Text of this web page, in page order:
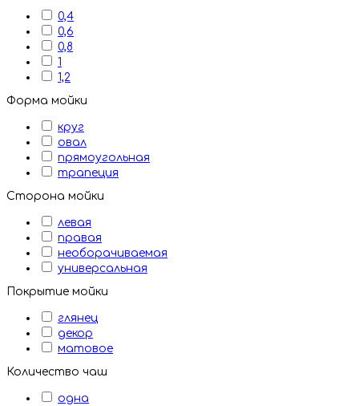
0,4
0,6
0,8
1
1,2
Форма мойки
круг
овал
прямоугольная
трапеция
Сторона мойки
левая
правая
необорачиваемая
универсальная
Покрытие мойки
глянец
декор
матовое
Количество чаш
одна